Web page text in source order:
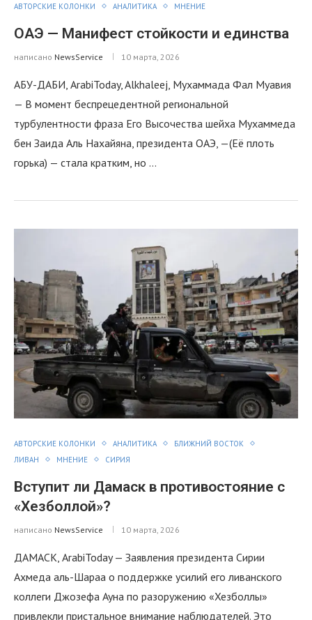
АВТОРСКИЕ КОЛОНКИ АНАЛИТИКА МНЕНИЕ
ОАЭ — Манифест стойкости и единства
написано NewsService 10 марта, 2026
АБУ-ДАБИ, ArabiToday, Alkhaleej, Мухаммада Фал Муавия
— В момент беспрецедентной региональной
турбулентности фраза Его Высочества шейха Мухаммеда
бен Заида Аль Нахайяна, президента ОАЭ, —(Её плоть
горька) — стала кратким, но …
АВТОРСКИЕ КОЛОНКИ АНАЛИТИКА
БЛИЖНИЙ ВОСТОК
ЛИВАН
МНЕНИЕ СИРИЯ
Вступит ли Дамаск в противостояние с
«Хезболлой»?
написано NewsService 10 марта, 2026
ДАМАСК, ArabiToday — Заявления президента Сирии
Ахмеда аль-Шараа о поддержке усилий его ливанского
коллеги Джозефа Ауна по разоружению «Хезболлы»
привлекли пристальное внимание наблюдателей. Это